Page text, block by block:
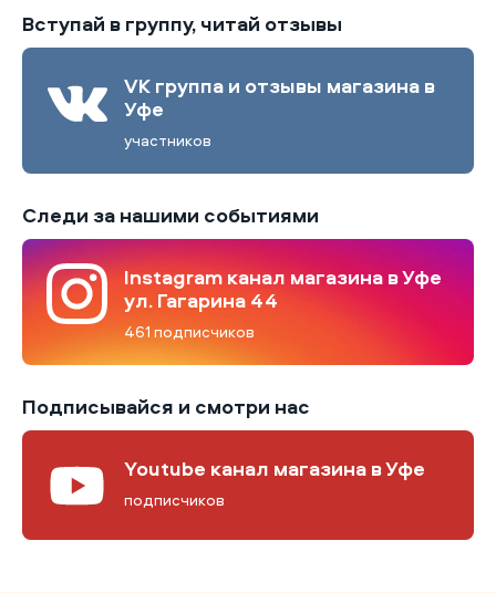
Вступай в группу, читай отзывы
VK группа и отзывы магазина в
Уфе
участников
Следи за нашими событиями
Instagram канал магазина в Уфе
ул. Гагарина 44
461 подписчиков
Подписывайся и смотри нас
Youtube канал магазина в Уфе
подписчиков